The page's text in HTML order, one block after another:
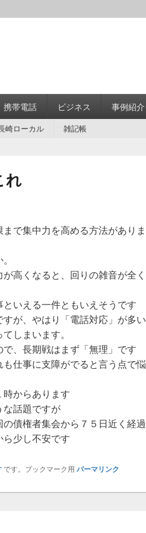
携帯電話 ビジネス 事例紹介
崎ローカル 雑記帳
れ
で集中力を高める方法がありま
高くなると、回りの雑音が全く
いえる一件ともいえそうです
が、やはり「電話対応」が多い
しまいます。
、長期戦はまず「無理」です
仕事に支障がでると言う点で悩
からあります
な話題ですが
債権者集会から７５日近く経過
少し不安です
です。ブックマーク用 パーマリンク